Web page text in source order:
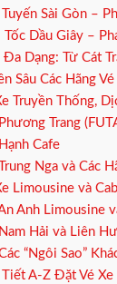
Sài Gòn –
Tốc Dầu Giây –
Dạng: Từ Cát
Sâu Các Hãng
Truyền Thống,
Trang
Cafe
Nga và Các
Limousine và
Anh Limousine
Hải và Liên
“Ngôi Sao”
A-Z Đặt Vé